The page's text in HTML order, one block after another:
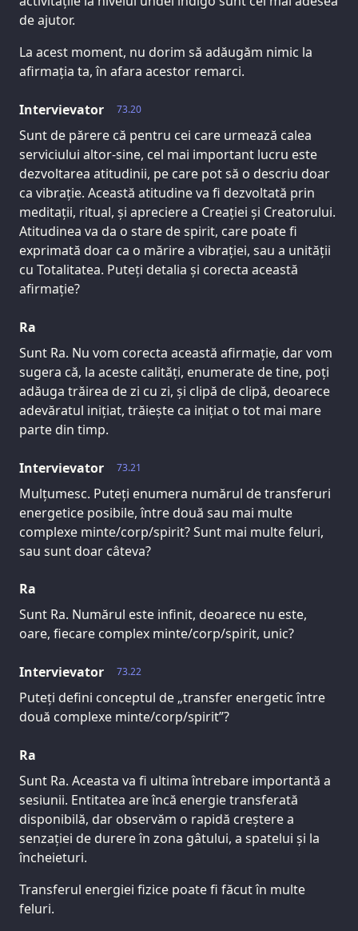
de ajutor.
La acest moment, nu dorim să adăugăm nimic la
afirmația ta, în afara acestor remarci.
73.20
Intervievator
Sunt de părere că pentru cei care urmează calea
serviciului altor-sine, cel mai important lucru este
dezvoltarea atitudinii, pe care pot să o descriu doar
ca vibrație. Această atitudine va fi dezvoltată prin
meditații, ritual, și apreciere a Creației și Creatorului.
Atitudinea va da o stare de spirit, care poate fi
exprimată doar ca o mărire a vibrației, sau a unității
cu Totalitatea. Puteți detalia și corecta această
afirmație?
Ra
Sunt Ra. Nu vom corecta această afirmație, dar vom
sugera că, la aceste calități, enumerate de tine, poți
adăuga trăirea de zi cu zi, și clipă de clipă, deoarece
adevăratul inițiat, trăiește ca inițiat o tot mai mare
parte din timp.
73.21
Intervievator
Mulțumesc. Puteți enumera numărul de transferuri
energetice posibile, între două sau mai multe
complexe minte/corp/spirit? Sunt mai multe feluri,
sau sunt doar câteva?
Ra
Sunt Ra. Numărul este infinit, deoarece nu este,
oare, fiecare complex minte/corp/spirit, unic?
73.22
Intervievator
Puteți defini conceptul de „transfer energetic între
două complexe minte/corp/spirit”?
Ra
Sunt Ra. Aceasta va fi ultima întrebare importantă a
sesiunii. Entitatea are încă energie transferată
disponibilă, dar observăm o rapidă creștere a
senzației de durere în zona gâtului, a spatelui și la
încheieturi.
Transferul energiei fizice poate fi făcut în multe
feluri.